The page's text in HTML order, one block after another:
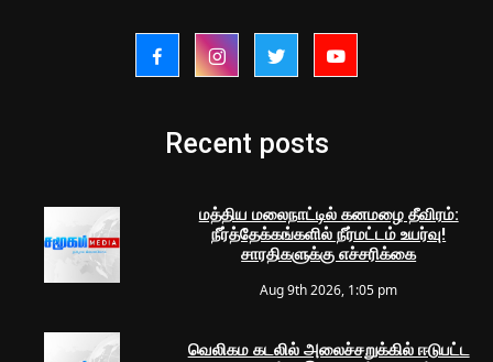
Recent posts
மத்திய மலைநாட்டில் கனமழை தீவிரம்:
நீர்த்தேக்கங்களில் நீர்மட்டம் உயர்வு!
சாரதிகளுக்கு எச்சரிக்கை
Aug 9th 2026, 1:05 pm
வெலிகம கடலில் அலைச்சறுக்கில் ஈடுபட்ட